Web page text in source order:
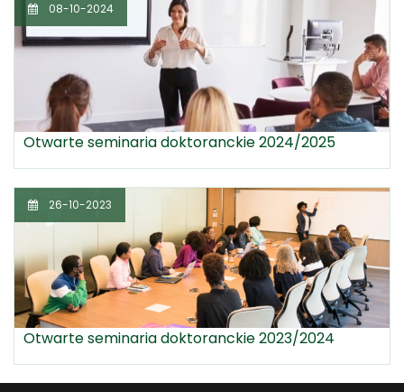
08-10-2024
Otwarte seminaria doktoranckie 2024/2025
26-10-2023
Otwarte seminaria doktoranckie 2023/2024